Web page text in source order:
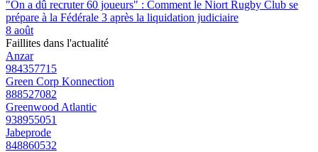
"On a dû recruter 60 joueurs" : Comment le Niort Rugby Club se
prépare à la Fédérale 3 après la liquidation judiciaire
8 août
Faillites dans l'actualité
Anzar
984357715
Green Corp Konnection
888527082
Greenwood Atlantic
938955051
Jabeprode
848860532